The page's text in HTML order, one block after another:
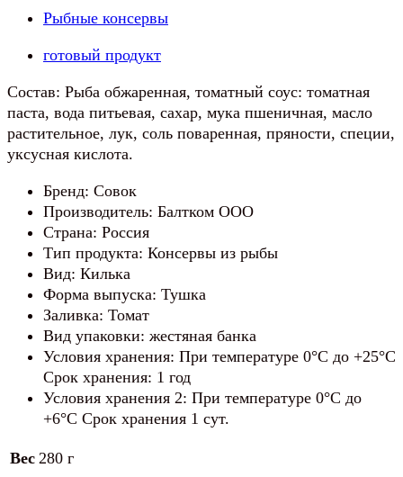
соусе
СОВОК
Рыбные консервы
готовый продукт
Состав: Рыба обжаренная, томатный соус: томатная
паста, вода питьевая, сахар, мука пшеничная, масло
растительное, лук, соль поваренная, пряности, специи,
уксусная кислота.
Бренд: Совок
Производитель: Балтком ООО
Страна: Россия
Тип продукта: Консервы из рыбы
Вид: Килька
Форма выпуска: Тушка
Заливка: Томат
Вид упаковки: жестяная банка
Условия хранения: При температуре 0°C до +25°C
Срок хранения: 1 год
Условия хранения 2: При температуре 0°C до
+6°C Срок хранения 1 сут.
Вес 280 г